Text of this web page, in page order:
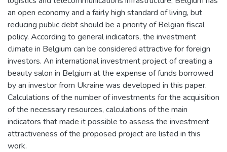
an open economy and a fairly high standard of living, but
reducing public debt should be a priority of Belgian fiscal
policy. According to general indicators, the investment
climate in Belgium can be considered attractive for foreign
investors. An international investment project of creating a
beauty salon in Belgium at the expense of funds borrowed
by an investor from Ukraine was developed in this paper.
Calculations of the number of investments for the acquisition
of the necessary resources, calculations of the main
indicators that made it possible to assess the investment
attractiveness of the proposed project are listed in this
work.